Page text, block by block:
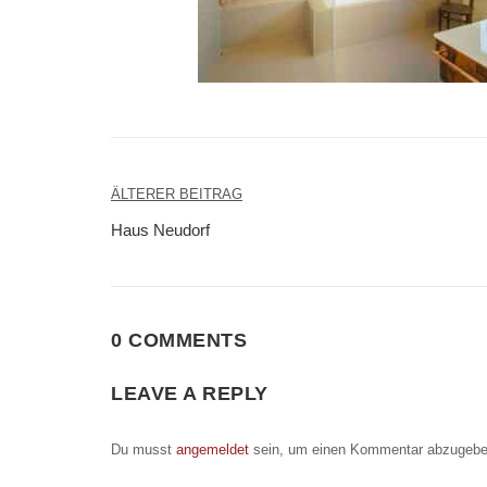
Beitragsnavigation
ÄLTERER BEITRAG
Haus Neudorf
0 COMMENTS
LEAVE A REPLY
Du musst angemeldet sein, um einen Kommentar